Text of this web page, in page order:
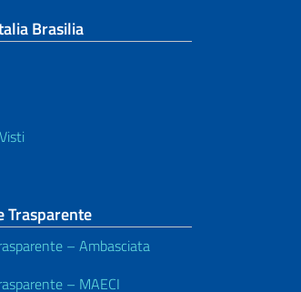
Brasilia
Trasparente
– Ambasciata
– MAECI